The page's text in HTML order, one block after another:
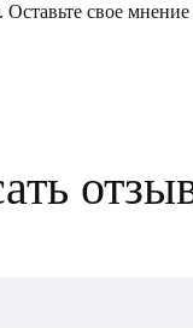
свое